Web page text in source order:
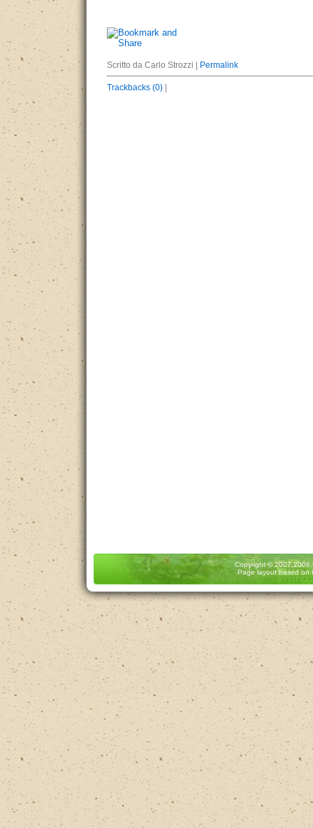
Scritto da Carlo Strozzi | Permalink
Trackbacks (0)|
Copyright©
Page layout based on